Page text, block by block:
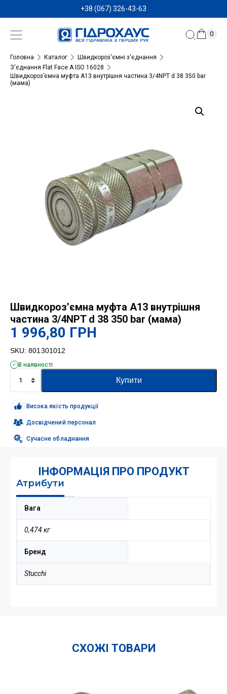
+38 (067) 326-43-63
0
Головна Каталог
Швидкороз'ємні з'єднання
З'єднання Flat Face A ISO 16028
Швидкороз’ємна муфта A13 внутрішня частина 3/4NPT d 38 350 bar
(мама)
Швидкороз’ємна муфта A13 внутрішня
частина 3/4NPT d 38 350 bar (мама)
1 996,80 ГРН
SKU: 801301012
В наявності
Швидкороз'ємна
муфта
A13
внутрішня
частина
3/4NPT
38
кількість
Купити
Висока якість продукції
Досвідчений персонал
Сучасне обладнання
ІНФОРМАЦІЯ ПРО ПРОДУКТ
Атрибути
Вага
0,474 кг
Бренд
Stucchi
СХОЖІ ТОВАРИ